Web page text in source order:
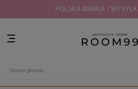
POLSKA MARKA /
Strona główna